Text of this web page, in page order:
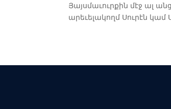
Յայսմաւուրքին մէջ ալ
արեւելակողմ Սուրէն կամ